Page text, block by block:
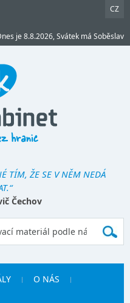
CZ
je 8.8.2026, Svátek má Soběslav
TÍM, ŽE SE V NĚM NEDÁ
Čechov
O NÁS